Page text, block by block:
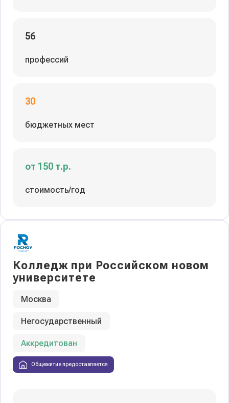
56
профессий
30
бюджетных мест
от 150 т.р.
стоимость/год
Колледж при Российском новом
университете
Москва
Негосударственный
Аккредитован
Общежитие предоставляется